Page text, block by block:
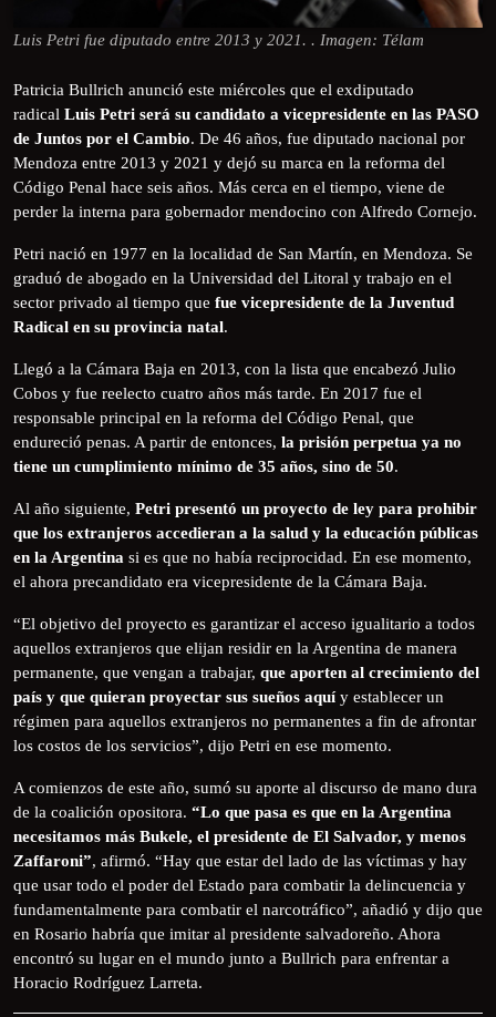
Luis Petri fue diputado entre 2013 y 2021. . Imagen: Télam
Patricia Bullrich anunció este miércoles que el exdiputado
radical Luis Petri será su candidato a vicepresidente en las PASO
de Juntos por el Cambio. De 46 años, fue diputado nacional por
Mendoza entre 2013 y 2021 y dejó su marca en la reforma del
Código Penal hace seis años. Más cerca en el tiempo, viene de
perder la interna para gobernador mendocino con Alfredo Cornejo.
Petri nació en 1977 en la localidad de San Martín, en Mendoza. Se
graduó de abogado en la Universidad del Litoral y trabajo en el
sector privado al tiempo que fue vicepresidente de la Juventud
Radical en su provincia natal.
Llegó a la Cámara Baja en 2013, con la lista que encabezó Julio
Cobos y fue reelecto cuatro años más tarde. En 2017 fue el
responsable principal en la reforma del Código Penal, que
endureció penas. A partir de entonces, la prisión perpetua ya no
tiene un cumplimiento mínimo de 35 años, sino de 50.
Al año siguiente, Petri presentó un proyecto de ley para prohibir
que los extranjeros accedieran a la salud y la educación públicas
en la Argentina si es que no había reciprocidad. En ese momento,
el ahora precandidato era vicepresidente de la Cámara Baja.
“El objetivo del proyecto es garantizar el acceso igualitario a todos
aquellos extranjeros que elijan residir en la Argentina de manera
permanente, que vengan a trabajar, que aporten al crecimiento del
país y que quieran proyectar sus sueños aquíy establecer un
régimen para aquellos extranjeros no permanentes a fin de afrontar
los costos de los servicios”, dijo Petri en ese momento.
A comienzos de este año, sumó su aporte al discurso de mano dura
de la coalición opositora. “Lo que pasa es que en la Argentina
necesitamos más Bukele, el presidente de El Salvador, y menos
Zaffaroni”, afirmó. “Hay que estar del lado de las víctimas y hay
que usar todo el poder del Estado para combatir la delincuencia y
fundamentalmente para combatir el narcotráfico”, añadió y dijo que
en Rosario habría que imitar al presidente salvadoreño. Ahora
encontró su lugar en el mundo junto a Bullrich para enfrentar a
Horacio Rodríguez Larreta.